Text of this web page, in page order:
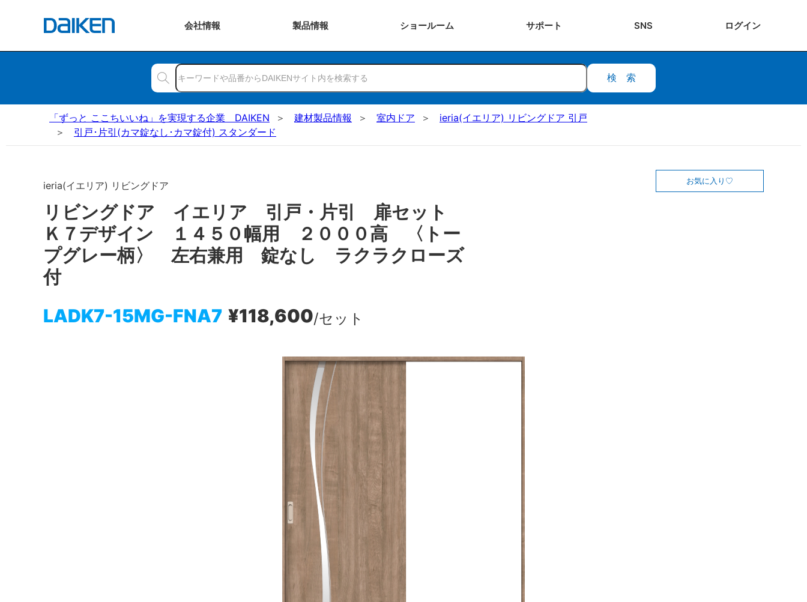
会社情報 製品情報 ショールーム サポート SNS ログイン
検索
「ずっと ここちいいね」を実現する企業 DAIKEN 建材製品情報 室内ドア
ieria(イエリア) リビングドア 引戸
引戸･片引(カマ錠なし･カマ錠付) スタンダード
ieria(イエリア) リビングドア
リビングドア イエリア 引戸・片引 扉セット
Ｋ７デザイン １４５０幅用 ２０００高 〈トー
プグレー柄〉 左右兼用 錠なし ラクラクローズ
付
LADK7-15MG-FNA7 ¥118,600/セット
お気に入り